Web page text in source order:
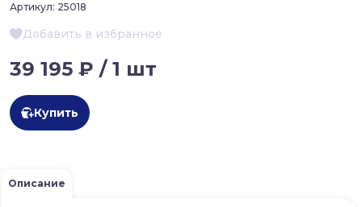
Артикул: 25018
Добавить в избранное
39 195 ₽ / 1 шт
Купить
Описание